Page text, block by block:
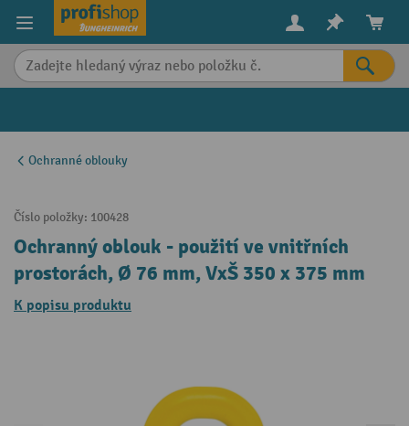
content
Ochranné oblouky
Číslo položky: 100428
Ochranný oblouk - použití ve vnitřních
prostorách, Ø 76 mm, VxŠ 350 x 375 mm
K popisu produktu